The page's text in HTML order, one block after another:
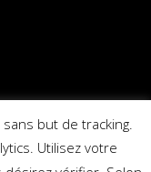
but de tracking.
Utilisez votre